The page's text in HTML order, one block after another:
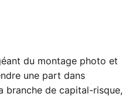
du montage photo et
une part dans
branche de capital-risque,